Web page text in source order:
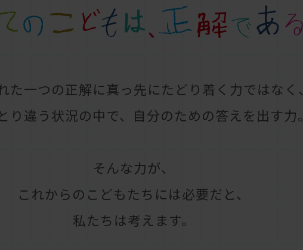
た一つの正解に真っ先にたどり着く力ではなく、
り違う状況の中で、 自分のための答えを出す力。
そんな力が、
これからのこどもたちには必要だと、
私たちは考えます。